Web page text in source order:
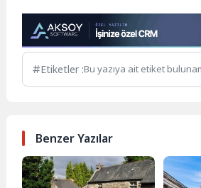
Etiketler :Bu yazıya ait etiket
Benzer Yazılar